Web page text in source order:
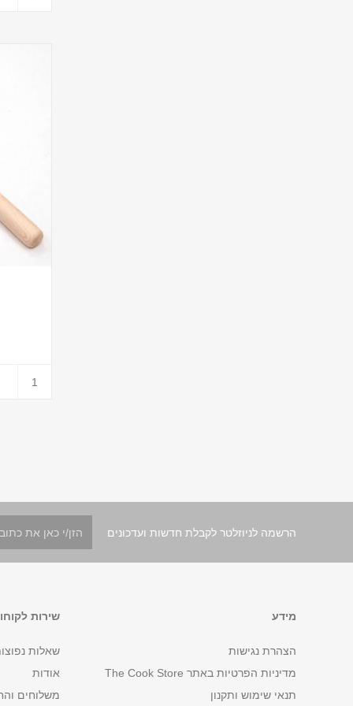
הרשמה לניוזלטר לקבלת חדשות ועדכונים
מידע
הצהרת נגישות
מדיניות הפרטיות באתר The Cook Store
תנאי שימוש ותקנון
שירות
שאלות
אודות
משלוחים